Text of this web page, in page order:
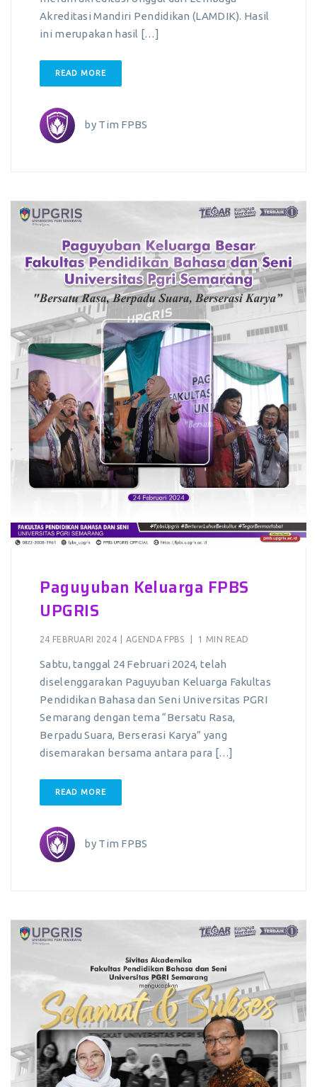
Akreditasi Mandiri Pendidikan (LAMDIK). Hasil
ini merupakan hasil […]
READ MORE
by Tim FPBS
Paguyuban Keluarga FPBS
UPGRIS
24 FEBRUARI 2024 AGENDA FPBS 1 MIN READ
Sabtu, tanggal 24 Februari 2024, telah
diselenggarakan Paguyuban Keluarga Fakultas
Pendidikan Bahasa dan Seni Universitas PGRI
Semarang dengan tema “Bersatu Rasa,
Berpadu Suara, Berserasi Karya” yang
disemarakan bersama antara para […]
READ MORE
by Tim FPBS